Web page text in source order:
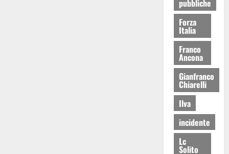
pubbliche
Forza
Italia
Franco
Ancona
Gianfranco
Chiarelli
Ilva
incidente
Lc
Solito